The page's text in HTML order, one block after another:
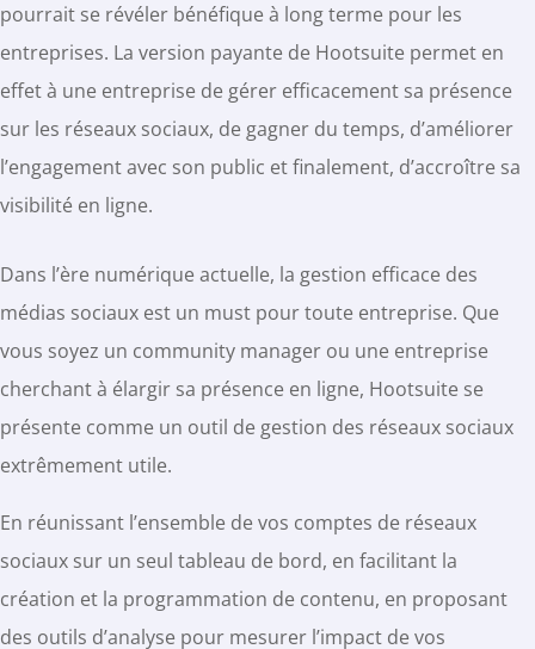
pourrait se révéler bénéfique à long terme pour les
entreprises. La version payante de Hootsuite permet en
effet à une entreprise de gérer efficacement sa présence
sur les réseaux sociaux, de gagner du temps, d’améliorer
l’engagement avec son public et finalement, d’accroître sa
visibilité en ligne.
Dans l’ère numérique actuelle, la gestion efficace des
médias sociaux est un must pour toute entreprise. Que
vous soyez un community manager ou une entreprise
cherchant à élargir sa présence en ligne, Hootsuite se
présente comme un outil de gestion des réseaux sociaux
extrêmement utile.
En réunissant l’ensemble de vos comptes de réseaux
sociaux sur un seul tableau de bord, en facilitant la
création et la programmation de contenu, en proposant
des outils d’analyse pour mesurer l’impact de vos